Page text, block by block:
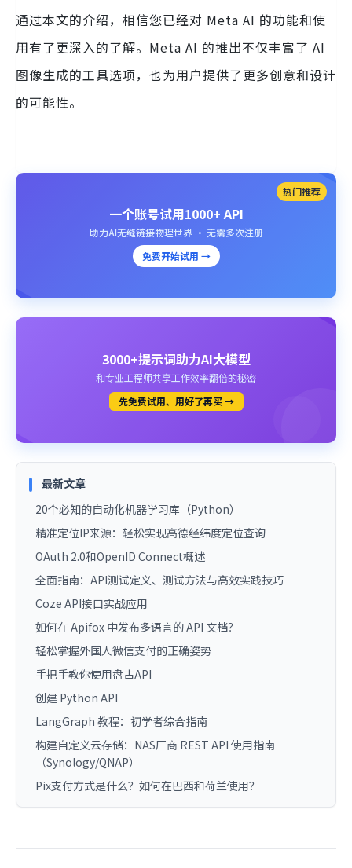
通过本文的介绍，相信您已经对 Meta AI 的功能和使
用有了更深入的了解。Meta AI 的推出不仅丰富了 AI
图像生成的工具选项，也为用户提供了更多创意和设计
的可能性。
热门推荐
一个账号试用1000+ API
助力AI无缝链接物理世界 · 无需多次注册
免费开始试用 →
3000+提示词助力AI大模型
和专业工程师共享工作效率翻倍的秘密
先免费试用、用好了再买 →
最新文章
20个必知的自动化机器学习库（Python）
精准定位IP来源：轻松实现高德经纬度定位查询
OAuth 2.0和OpenID Connect概述
全面指南：API测试定义、测试方法与高效实践技巧
Coze API接口实战应用
如何在 Apifox 中发布多语言的 API 文档？
轻松掌握外国人微信支付的正确姿势
手把手教你使用盘古API
创建 Python API
LangGraph 教程：初学者综合指南
构建自定义云存储：NAS厂商 REST API 使用指南
（Synology/QNAP）
Pix支付方式是什么？如何在巴西和荷兰使用？